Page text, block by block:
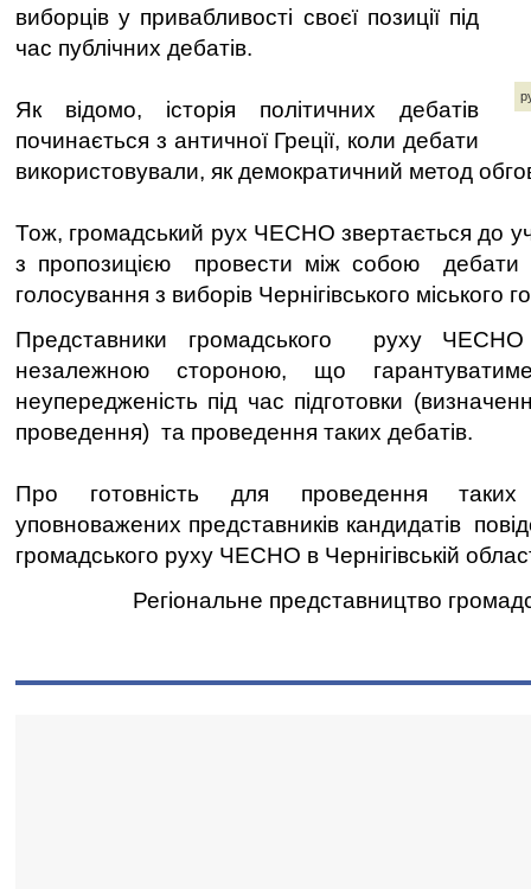
виборців у привабливості своєї позиції під
час публічних дебатів.
Як відомо, історія політичних дебатів
починається з античної Греції, коли дебати
використовували, як демократичний метод
Тож, громадський рух ЧЕСНО звертається до
з пропозицією провести між собою
голосування з виборів Чернігівського міського
Представники громадського руху ЧЕСНО
незалежною стороною, що гарантуватиме
неупередженість під час підготовки
проведення) та проведення таких дебатів.
Про готовність для проведення
уповноважених представників кандидатів
громадського руху ЧЕСНО в Чернігівській
Регіональне представництво